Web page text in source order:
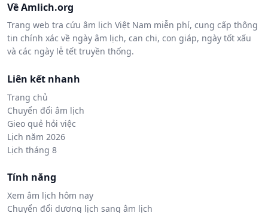
Về Amlich.org
Trang web tra cứu âm lịch Việt Nam miễn phí, cung cấp thông
tin chính xác về ngày âm lịch, can chi, con giáp, ngày tốt xấu
và các ngày lễ tết truyền thống.
Liên kết nhanh
Trang chủ
Chuyển đổi âm lịch
Gieo quẻ hỏi việc
Lịch năm 2026
Lịch tháng 8
Tính năng
Xem âm lịch hôm nay
Chuyển đổi dương lịch sang âm lịch